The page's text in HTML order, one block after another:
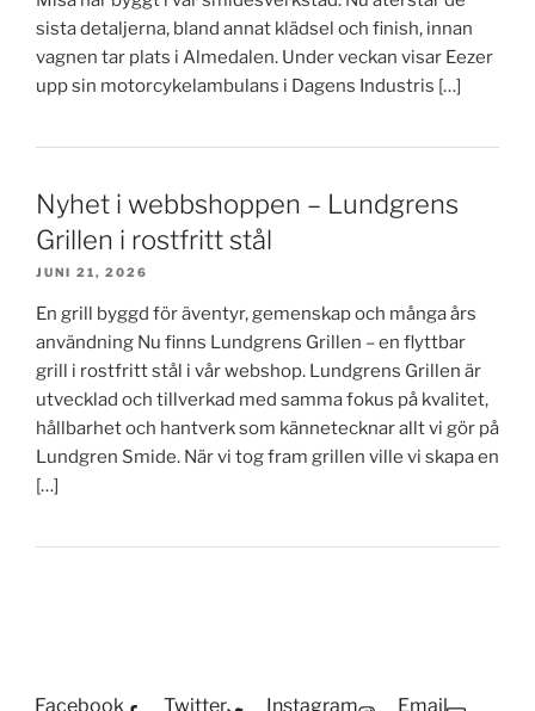
sista detaljerna, bland annat klädsel och finish, innan
vagnen tar plats i Almedalen. Under veckan visar Eezer
upp sin motorcykelambulans i Dagens Industris […]
Nyhet i webbshoppen – Lundgrens
Grillen i rostfritt stål
JUNI 21, 2026
En grill byggd för äventyr, gemenskap och många års
användning Nu finns Lundgrens Grillen – en flyttbar
grill i rostfritt stål i vår webshop. Lundgrens Grillen är
utvecklad och tillverkad med samma fokus på kvalitet,
hållbarhet och hantverk som kännetecknar allt vi gör på
Lundgren Smide. När vi tog fram grillen ville vi skapa en
[…]
Facebook Twitter Instagram Email